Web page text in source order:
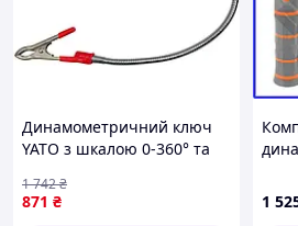
Динамометричний ключ
YATO з шкалою 0-360° та
точного затягування
болтів
871 ₴
1 742₴
Нм з
1